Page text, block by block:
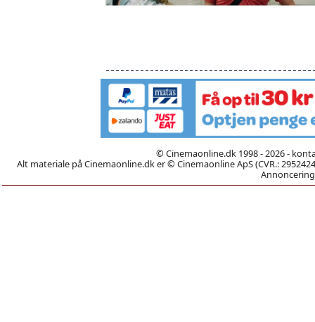
© Cinemaonline.dk 1998 - 2026 -
Alt materiale på Cinemaonline.dk er © Cinemaonline ApS (CVR.: